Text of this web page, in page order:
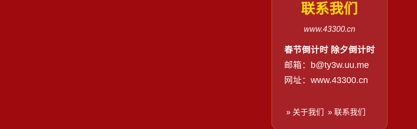
联系我们
www.43300.cn
春节倒计时 除夕倒计时
邮箱：b@ty3w.uu.me
网址：www.43300.cn
» 关于我们 » 联系我们